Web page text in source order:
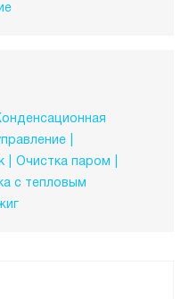
Очистка паром
с тепловым